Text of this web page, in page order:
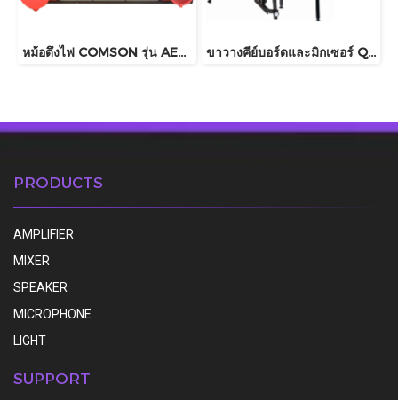
หม้อดึงไฟ COMSON รุ่น AEC639 ขาวางคีย์บอร์ดและมิกเซอร์ QuikLok รุ่น WS421
PRODUCTS
AMPLIFIER
MIXER
SPEAKER
MICROPHONE
LIGHT
SUPPORT